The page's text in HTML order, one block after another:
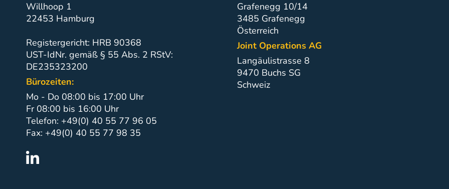
Willhoop 1
22453 Hamburg
Registergericht: HRB 90368
UST-IdNr. gemäß § 55 Abs. 2 RStV:
DE235323200
Bürozeiten:
Mo - Do 08:00 bis 17:00 Uhr
Fr 08:00 bis 16:00 Uhr
Telefon: +49(0) 40 55 77 96 05
Fax: +49(0) 40 55 77 98 35
Grafenegg 10/14
3485 Grafenegg
Österreich
Joint Operations AG
Langäulistrasse 8
9470 Buchs SG
Schweiz